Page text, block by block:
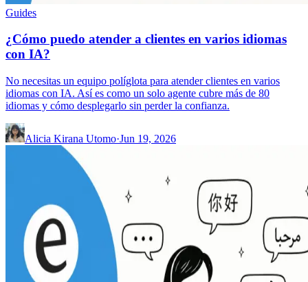
Guides
¿Cómo puedo atender a clientes en varios idiomas
con IA?
No necesitas un equipo políglota para atender clientes en varios
idiomas con IA. Así es como un solo agente cubre más de 80
idiomas y cómo desplegarlo sin perder la confianza.
Alicia Kirana Utomo·Jun 19, 2026